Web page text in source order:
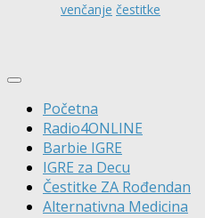
venčanje čestitke
Početna
Radio4ONLINE
Barbie IGRE
IGRE za Decu
Čestitke ZA Rođendan
Alternativna Medicina